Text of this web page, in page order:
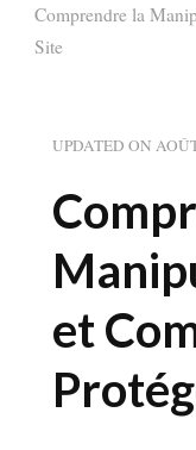
Comprendre la
Site
UPDATED ON
et